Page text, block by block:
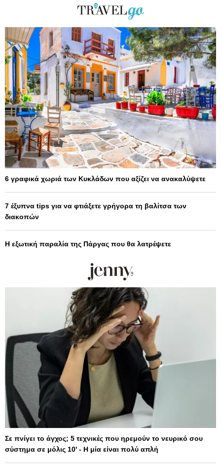
6 γραφικά χωριά των Κυκλάδων που αξίζει να ανακαλύψετε
7 έξυπνα tips για να φτιάξετε γρήγορα τη βαλίτσα των
διακοπών
Η εξωτική παραλία της Πάργας που θα λατρέψετε
Σε πνίγει το άγχος; 5 τεχνικές που ηρεμούν το νευρικό σου
σύστημα σε μόλις 10' - Η μία είναι πολύ απλή